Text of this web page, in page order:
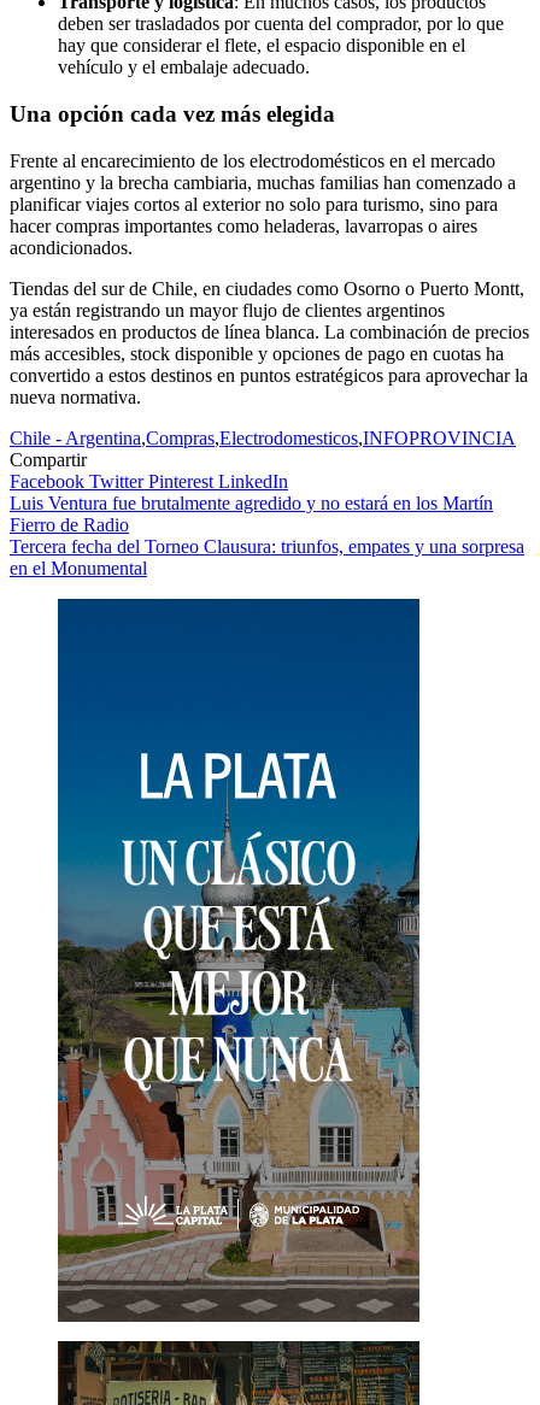
deben ser trasladados por cuenta del comprador, por lo que
hay que considerar el flete, el espacio disponible en el
vehículo y el embalaje adecuado.
Una opción cada vez más elegida
Frente al encarecimiento de los electrodomésticos en el mercado
argentino y la brecha cambiaria, muchas familias han comenzado a
planificar viajes cortos al exterior no solo para turismo, sino para
hacer compras importantes como heladeras, lavarropas o aires
acondicionados.
Tiendas del sur de Chile, en ciudades como Osorno o Puerto Montt,
ya están registrando un mayor flujo de clientes argentinos
interesados en productos de línea blanca. La combinación de precios
más accesibles, stock disponible y opciones de pago en cuotas ha
convertido a estos destinos en puntos estratégicos para aprovechar la
nueva normativa.
Chile - Argentina,Compras,Electrodomesticos,INFOPROVINCIA
Compartir
Facebook TwitterPinterest LinkedIn
Navegación
de
entradas
Luis Ventura fue brutalmente agredido y no estará en los Martín
Fierro de Radio
Tercera fecha del Torneo Clausura: triunfos, empates y una sorpresa
en el Monumental